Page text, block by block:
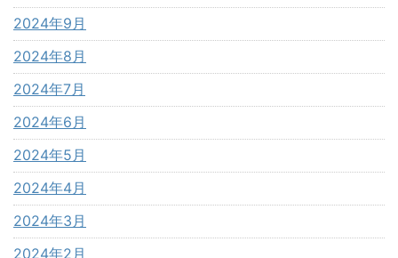
2024年9月
2024年8月
2024年7月
2024年6月
2024年5月
2024年4月
2024年3月
2024年2月